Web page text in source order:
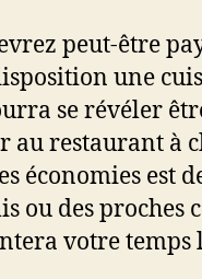
peut-être
une
se révéler
au restaurant à
économies est
ou des
votre temps